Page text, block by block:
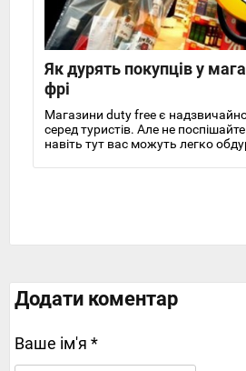
Як дурять покупців у
фрі
Магазини duty free є
серед туристів. Але не
навіть тут вас можуть легко
Додати коментар
Ваше ім'я *